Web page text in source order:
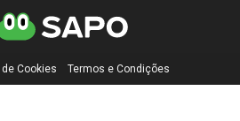
Cookies Termos e Condições